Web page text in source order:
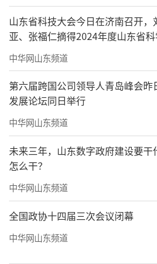
研学之路在
2.中洲古街巷、元运河
东起鳌头矶、西至临清闸
六年（1289）开凿，全长
是元代“会通河”仅存的
提升工程，打造沿岸绿化
古亭廊、石板路等配套设施
山东省科技大会今日在济南召开，
亚、张福仁摘得2024年度山东省
奖最高奖！
中华网山东频道
第六届跨国公司领导人青岛峰会
发展论坛同日举行
中华网山东频道
未来三年，山东数字政府建设要干
怎么干？
中华网山东频道
全国政协十四届三次会议闭幕
中华网山东频道